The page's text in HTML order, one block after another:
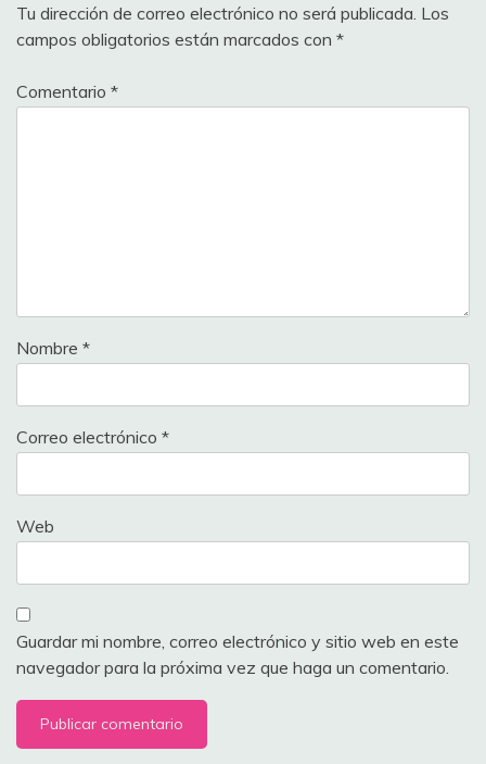
Tu dirección de correo electrónico no será publicada. Los
campos obligatorios están marcados con *
Comentario *
Nombre *
Correo electrónico *
Web
Guardar mi nombre, correo electrónico y sitio web en este
navegador para la próxima vez que haga un comentario.